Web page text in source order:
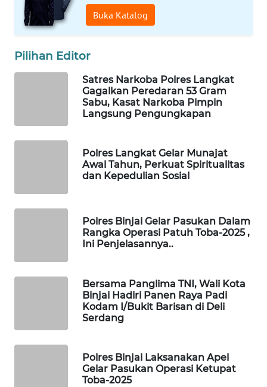
Buka Katalog
Pilihan Editor
Satres Narkoba Polres Langkat
Gagalkan Peredaran 53 Gram
Sabu, Kasat Narkoba Pimpin
Langsung Pengungkapan
Polres Langkat Gelar Munajat
Awal Tahun, Perkuat Spiritualitas
dan Kepedulian Sosial
Polres Binjai Gelar Pasukan Dalam
Rangka Operasi Patuh Toba-2025 ,
Ini Penjelasannya..
Bersama Panglima TNI, Wali Kota
Binjai Hadiri Panen Raya Padi
Kodam I/Bukit Barisan di Deli
Serdang
Polres Binjai Laksanakan Apel
Gelar Pasukan Operasi Ketupat
Toba-2025
MKLI
LPKKI
PORTAL